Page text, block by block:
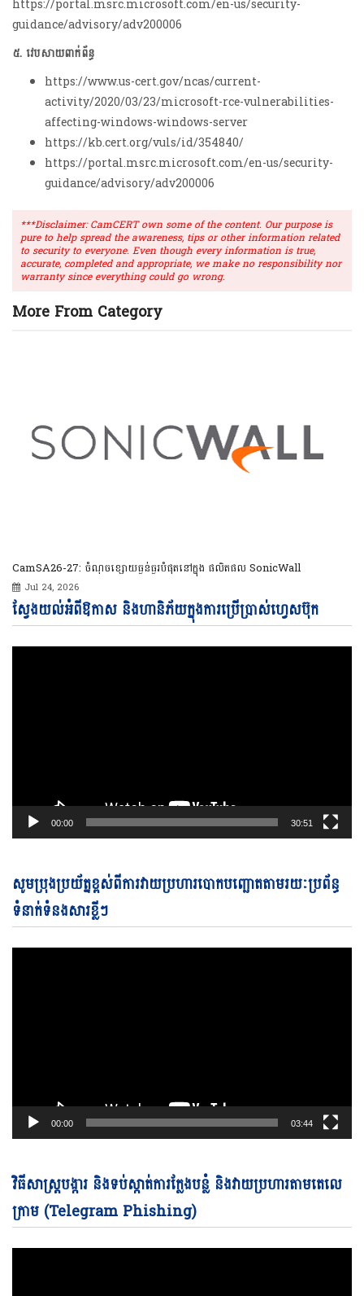
https://portal.msrc.microsoft.com/en-us/security-
guidance/advisory/adv200006
៥. វេបសាយពាក់ព័ន្ធ
https://www.us-cert.gov/ncas/current-
activity/2020/03/23/microsoft-rce-vulnerabilities-
affecting-windows-windows-server
https://kb.cert.org/vuls/id/354840/
https://portal.msrc.microsoft.com/en-us/security-
guidance/advisory/adv200006
***Disclaimer: CamCERT own some of the content. Our purpose is
pure to help spread the awareness, tips or other information related
to security to everyone. Even though every information is true,
accurate, completed and appropriate, we make no responsibility nor
warranty since everything could go wrong.
More From Category
CamSA26-27: ចំណុចខ្សោយធ្ងន់ធ្ងរបំផុតនៅក្នុង ផលិតផល SonicWall
Jul 24, 2026
ស្វែងយល់អំពីឱកាស និងហានិភ័យក្នុងការប្រើប្រាស់ហ្វេសប៊ុក
00:00 30:51
សូមប្រុងប្រយ័ត្នខ្ពស់ពីការវាយប្រហារបោកបញ្ឆោតតាមរយៈប្រព័ន្ធ
ទំនាក់ទំនងសារខ្លីៗ
00:00 03:44
វិធីសាស្ត្របង្ការ និងទប់ស្កាត់ការក្លែងបន្លំ និងវាយប្រហារតាមតេលេ
ក្រាម (Telegram Phishing)